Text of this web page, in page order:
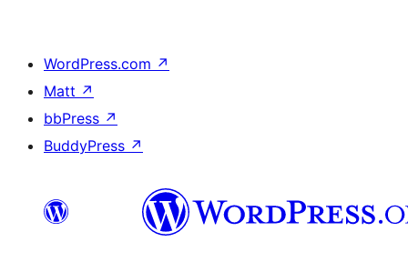
WordPress.com ↗
Matt ↗
bbPress ↗
BuddyPress ↗